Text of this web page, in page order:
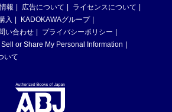
報 広告について
ライセンスについて
入
KADOKAWAグループ
い合わせ
プライバシーポリシー
Sell or Share My Personal Information
いて